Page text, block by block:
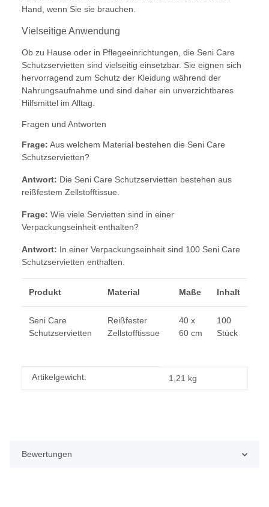
Hand, wenn Sie sie brauchen.
Vielseitige Anwendung
Ob zu Hause oder in Pflegeeinrichtungen, die Seni Care
Schutzservietten sind vielseitig einsetzbar. Sie eignen sich
hervorragend zum Schutz der Kleidung während der
Nahrungsaufnahme und sind daher ein unverzichtbares
Hilfsmittel im Alltag.
Fragen und Antworten
Frage: Aus welchem Material bestehen die Seni Care
Schutzservietten?
Antwort: Die Seni Care Schutzservietten bestehen aus
reißfestem Zellstofftissue.
Frage: Wie viele Servietten sind in einer
Verpackungseinheit enthalten?
Antwort: In einer Verpackungseinheit sind 100 Seni Care
Schutzservietten enthalten.
Produkt Material Maße Inhalt
Seni Care
Schutzservietten
Reißfester
Zellstofftissue
40 x
60 cm
100
Stück
Produkteigenschaft
Wert
Artikelgewicht: 1,21 kg
Bewertungen